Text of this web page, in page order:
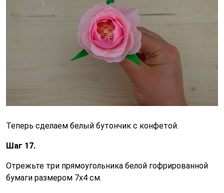
Теперь сделаем белый бутончик с конфетой.
Шаг 17.
Отрежьте три прямоугольника белой гофрированной
бумаги размером 7х4 см.